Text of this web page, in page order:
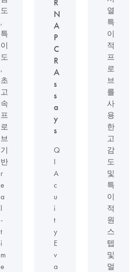
도
,
특
이
도
,
초
고
속
프
로
브
기
반
r
e
a
l
-
t
i
m
e
R
N
A
P
C
R
A
s
s
a
y
s
Q
I
A
c
u
i
t
y
E
v
a
열
특
이
적
프
로
브
를
사
용
한
고
감
도
및
특
이
적
원
스
텝
및
멀